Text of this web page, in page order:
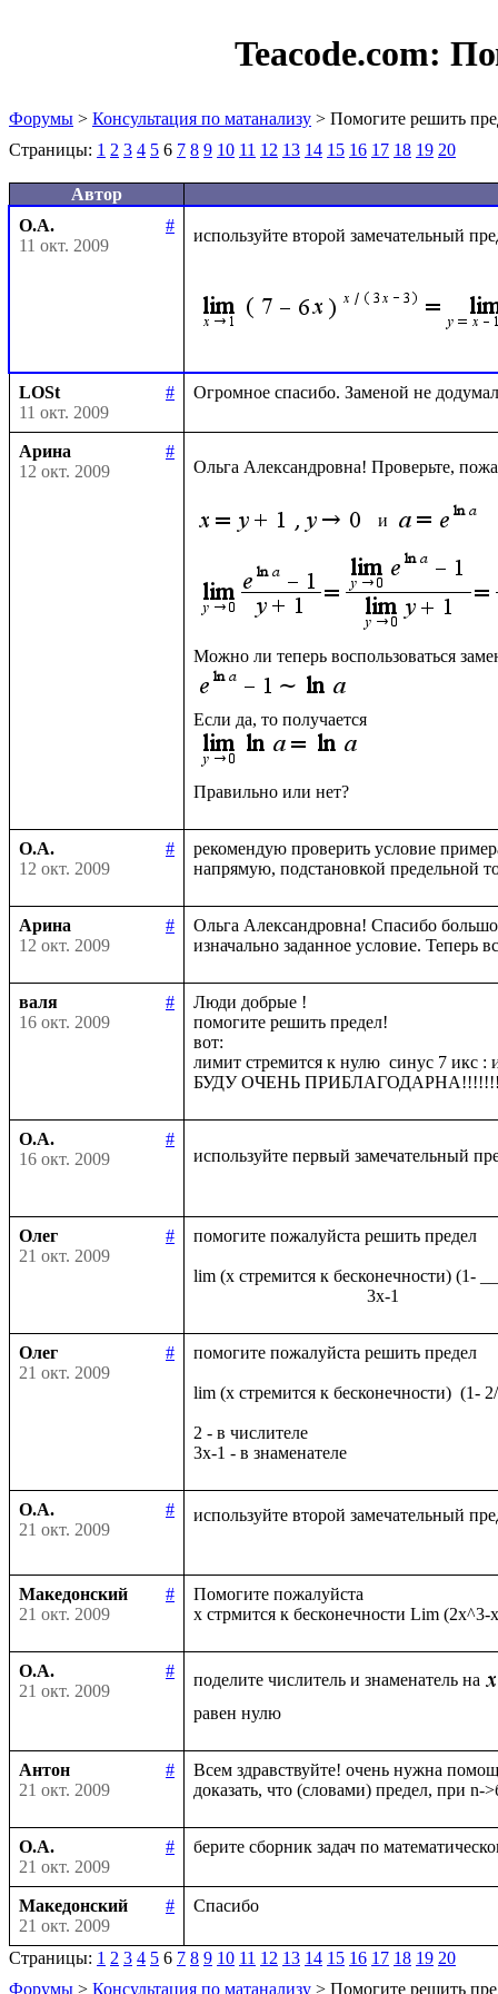
Teacode.com:
Форумы > Консультация по матанализу > Помогите решить
Страницы: 1 2 3 4 5 6 7 8 9 10 11 12 13 14 15 16 17 18 19 20
Автор
О.А.
#
11 окт. 2009
используйте второй замечательный
LOSt
#
11 окт. 2009
Арина
#
12 окт. 2009
Ольга Александровна! Проверьте,
и
О.А.
#
12 окт. 2009
рекомендую проверить условие
Арина
#
12 окт. 2009
Ольга Александровна! Спасибо
валя
#
16 окт. 2009
Люди добрые !
помогите решить предел!
вот:
лимит стремится к нулю  синус 7 икс :
О.А.
#
16 окт. 2009
используйте первый замечательный
Олег
#
21 окт. 2009
помогите пожалуйста решить предел
lim (x стремится к бесконечности) (1-
Олег
#
21 окт. 2009
помогите пожалуйста решить предел
lim (x стремится к бесконечности)  (1-
2 - в числителе
О.А.
#
21 окт. 2009
используйте второй замечательный
Македонский
#
21 окт. 2009
Помогите пожалуйста
О.А.
#
21 окт. 2009
поделите числитель и знаменатель на
Антон
#
21 окт. 2009
Всем здравствуйте! очень нужна
О.А.
#
21 окт. 2009
Македонский
#
21 окт. 2009
Страницы: 1 2 3 4 5 6 7 8 9 10 11 12 13 14 15 16 17 18 19 20
Форумы > Консультация по матанализу > Помогите решить